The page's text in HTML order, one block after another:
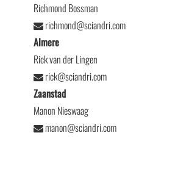
Richmond Bossman
richmond@sciandri.com
Almere
Rick van der Lingen
rick@sciandri.com
Zaanstad
Manon Nieswaag
manon@sciandri.com